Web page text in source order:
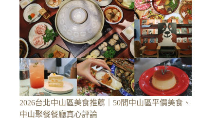
2026台北中山區美食推薦｜50間中山區平價美食、
中山聚餐餐廳真心評論